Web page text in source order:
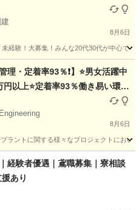
にも支店があります！1人親方も
従業員募集！！楽しい仲間達
？
8月6日
経験！大募集！みんな20代30代が中心で
ALC
理・定着率93％❗】⭐男女活躍中
円以上⭐定着率93％働き易い環境
用◎選考１回/未経験者でも安心
格が取得できる‼️
8月6日
ラントに関する様々なプロジェクトにお
経験
経験者優遇｜鳶職募集｜寮相談
あり